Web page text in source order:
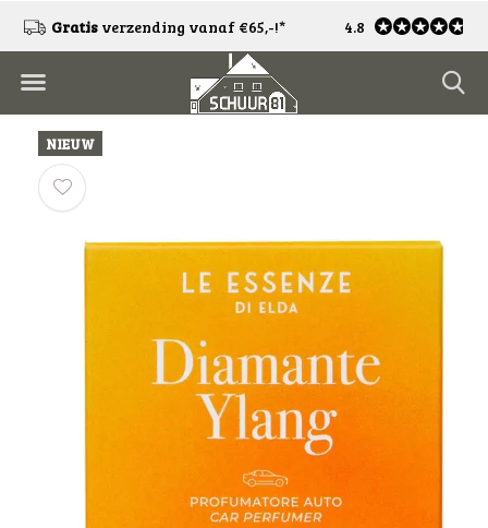
Gratis verzending vanaf €65,-!* Gratisretourneren*
4.8
NIEUW